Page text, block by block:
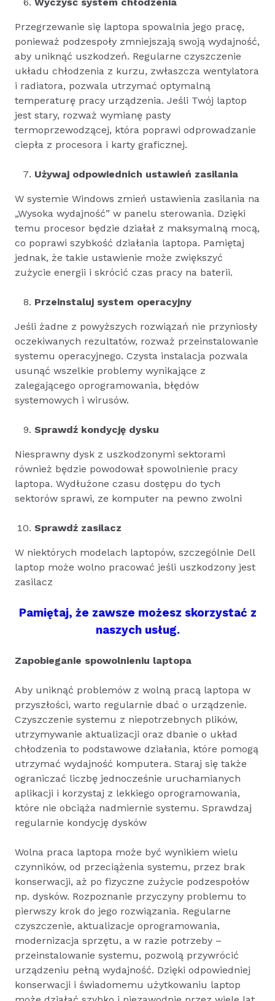
Wyczyść system chłodzenia
Przegrzewanie się laptopa spowalnia jego pracę,
ponieważ podzespoły zmniejszają swoją wydajność,
aby uniknąć uszkodzeń. Regularne czyszczenie
układu chłodzenia z kurzu, zwłaszcza wentylatora
i radiatora, pozwala utrzymać optymalną
temperaturę pracy urządzenia. Jeśli Twój laptop
jest stary, rozważ wymianę pasty
termoprzewodzącej, która poprawi odprowadzanie
ciepła z procesora i karty graficznej.
Używaj odpowiednich ustawień zasilania
W systemie Windows zmień ustawienia zasilania na
„Wysoka wydajność” w panelu sterowania. Dzięki
temu procesor będzie działał z maksymalną mocą,
co poprawi szybkość działania laptopa. Pamiętaj
jednak, że takie ustawienie może zwiększyć
zużycie energii i skrócić czas pracy na baterii.
Przeinstaluj system operacyjny
Jeśli żadne z powyższych rozwiązań nie przyniosły
oczekiwanych rezultatów, rozważ przeinstalowanie
systemu operacyjnego. Czysta instalacja pozwala
usunąć wszelkie problemy wynikające z
zalegającego oprogramowania, błędów
systemowych i wirusów.
Sprawdź kondycję dysku
Niesprawny dysk z uszkodzonymi sektorami
również będzie powodował spowolnienie pracy
laptopa. Wydłużone czasu dostępu do tych
sektorów sprawi, ze komputer na pewno zwolni
Sprawdź zasilacz
W niektórych modelach laptopów, szczególnie Dell
laptop może wolno pracować jeśli uszkodzony jest
zasilacz
Pamiętaj, że zawsze możesz skorzystać z
naszych usług.
Zapobieganie spowolnieniu laptopa
Aby uniknąć problemów z wolną pracą laptopa w
przyszłości, warto regularnie dbać o urządzenie.
Czyszczenie systemu z niepotrzebnych plików,
utrzymywanie aktualizacji oraz dbanie o układ
chłodzenia to podstawowe działania, które pomogą
utrzymać wydajność komputera. Staraj się także
ograniczać liczbę jednocześnie uruchamianych
aplikacji i korzystaj z lekkiego oprogramowania,
które nie obciąża nadmiernie systemu. Sprawdzaj
regularnie kondycję dysków
Wolna praca laptopa może być wynikiem wielu
czynników, od przeciążenia systemu, przez brak
konserwacji, aż po fizyczne zużycie podzespołów
np. dysków. Rozpoznanie przyczyny problemu to
pierwszy krok do jego rozwiązania. Regularne
czyszczenie, aktualizacje oprogramowania,
modernizacja sprzętu, a w razie potrzeby –
przeinstalowanie systemu, pozwolą przywrócić
urządzeniu pełną wydajność. Dzięki odpowiedniej
konserwacji i świadomemu użytkowaniu laptop